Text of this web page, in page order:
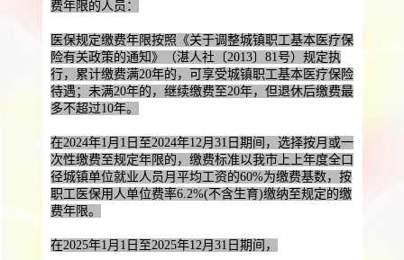
社保公积金缴纳 上海落户规划 海积分办理
数组营销创新业务
营销立减金 扫码营销红包
费年限的人员：
医保规定缴费年限按照《关于调整城镇职工基本医疗保
险有关政策的通知》（湛人社〔2013〕81号）规定执
行，累计缴费满20年的，可享受城镇职工基本医疗保险
待遇；未满20年的，继续缴费至20年，但退休后缴费最
多不超过10年。
在2024年1月1日至2024年12月31日期间，选择按月或一
次性缴费至规定年限的，缴费标准以我市上上年度全口
径城镇单位就业人员月平均工资的60%为缴费基数，按
职工医保用人单位费率6.2%(不含生育)缴纳至规定的缴
费年限。
在2025年1月1日至2025年12月31日期间，